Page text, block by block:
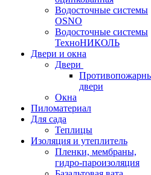
Водосточные системы
OSNO
Водосточные системы
ТехноНИКОЛЬ
Двери и окна
Двери
двери
Окна
Пиломатериал
Для сада
Теплицы
Изоляция и утеплитель
Пленки, мембраны,
гидро-пароизоляция